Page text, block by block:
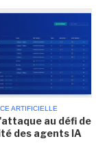
ARTIFICIELLE
au défi de
des agents IA